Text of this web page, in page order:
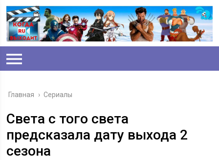
Главная › Сериалы
Света с того света
предсказала дату выхода 2
сезона